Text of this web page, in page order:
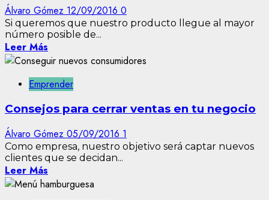
Álvaro Gómez 12/09/2016 0
Si queremos que nuestro producto llegue al mayor
número posible de...
Leer Más
Emprender
Consejos para cerrar ventas en tu negocio
Álvaro Gómez 05/09/2016 1
Como empresa, nuestro objetivo será captar nuevos
clientes que se decidan...
Leer Más